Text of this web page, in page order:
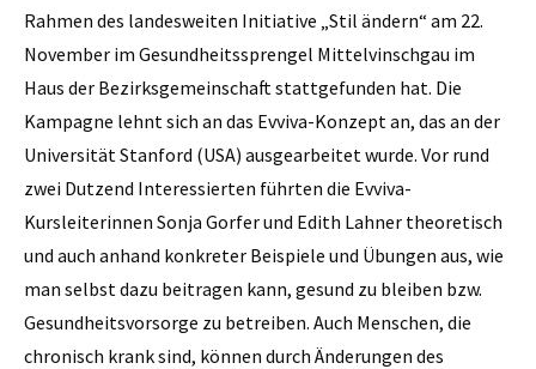
Rahmen des landesweiten Initiative „Stil ändern“ am 22.
November im Gesundheitssprengel Mittelvinschgau im
Haus der Bezirksgemeinschaft stattgefunden hat. Die
Kampagne lehnt sich an das Evviva-Konzept an, das an der
Universität Stanford (USA) ausgearbeitet wurde. Vor rund
zwei Dutzend Interessierten führten die Evviva-
Kursleiterinnen Sonja Gorfer und Edith Lahner theoretisch
und auch anhand konkreter Beispiele und Übungen aus, wie
man selbst dazu beitragen kann, gesund zu bleiben bzw.
Gesundheitsvorsorge zu betreiben. Auch Menschen, die
chronisch krank sind, können durch Änderungen des